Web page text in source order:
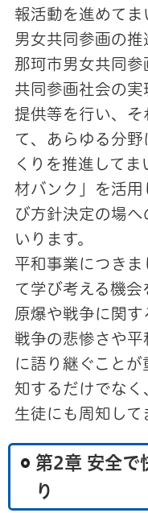
報活動を進めてま
男女共同参画の
那珂市男女共同
共同参画社会の
提供等を行い、
て、あらゆる分
くりを推進してま
材バンク」を活用
び方針決定の場
いります。
平和事業につき
て学び考える機
原爆や戦争に関す
戦争の悲惨さや
に語り継ぐことが
知するだけでなく
生徒にも周知して
第2章 安全で
り